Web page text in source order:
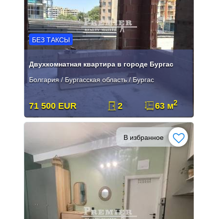
БЕЗ ТАКСЫ
Двухкомнатная квартира в городе Бургас
Болгария / Бургасская область / Бургас
71 500 EUR 2 63 м2
В избранное